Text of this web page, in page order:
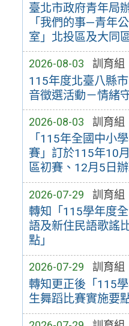
臺北市政府青年局
「我們的事—青年
室」北投區及大同
2026-08-03 訓育組
115年度北臺八縣
音徵選活動－情緒
2026-08-03 訓育組
「115年全國中小
賽」訂於115年10
區初賽、12月5日
2026-07-29 訓育組
轉知「115學年度
語及新住民語歌謠
點」
2026-07-29 訓育組
轉知更正後「115
生舞蹈比賽實施要點